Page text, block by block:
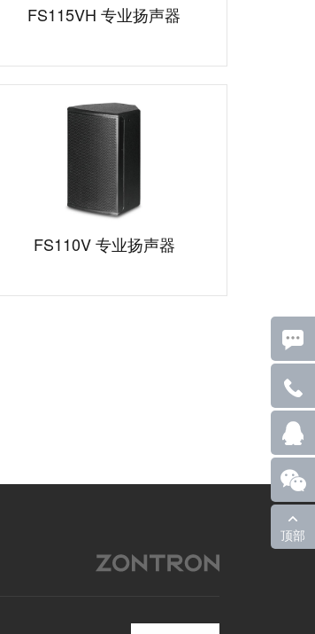
FS115VH 专业扬声器
FS110V 专业扬声器
顶部